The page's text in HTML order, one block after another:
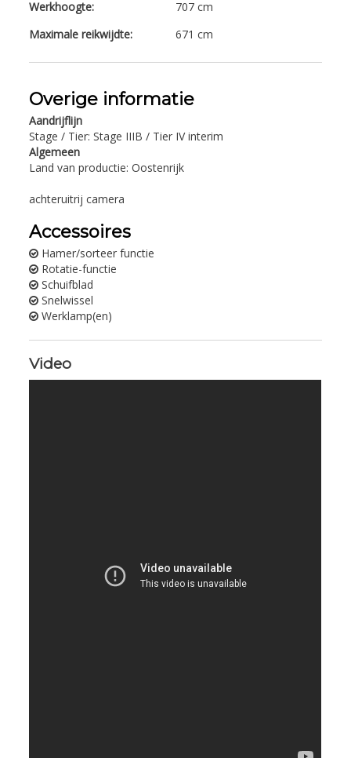
Werkhoogte:
707 cm
Maximale reikwijdte:
671 cm
Overige informatie
Aandrijflijn
Stage / Tier: Stage IIIB / Tier IV interim
Algemeen
Land van productie: Oostenrijk
achteruitrij camera
Accessoires
Hamer/sorteer functie
Rotatie-functie
Schuifblad
Snelwissel
Werklamp(en)
Video